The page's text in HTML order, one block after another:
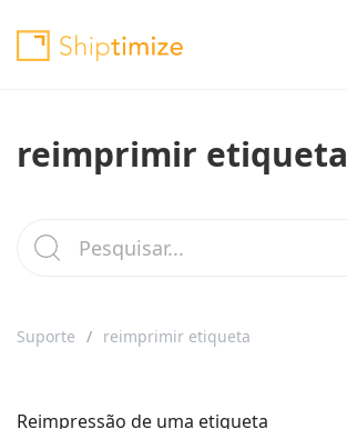
reimprimir etiqueta
Suporte reimprimir etiqueta
Reimpressão de uma etiqueta